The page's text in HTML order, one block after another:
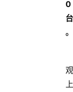
0
台
。
观
上